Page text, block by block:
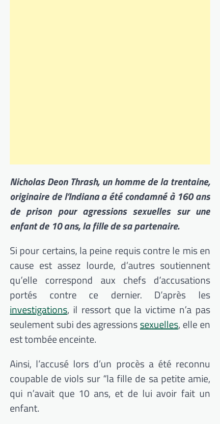
Nicholas Deon Thrash, un homme de la trentaine,
originaire de l’Indiana a été condamné à 160 ans
de prison pour agressions sexuelles sur une
enfant de 10 ans, la fille de sa partenaire.
Si pour certains, la peine requis contre le mis en
cause est assez lourde, d’autres soutiennent
qu’elle correspond aux chefs d’accusations
portés contre ce dernier. D’après les
investigations, il ressort que la victime n’a pas
seulement subi des agressionssexuelles, elle en
est tombée enceinte.
Ainsi, l’accusé lors d’un procès a été reconnu
coupable de viols sur “la fille de sa petite amie,
qui n’avait que 10 ans, et de lui avoir fait un
enfant.